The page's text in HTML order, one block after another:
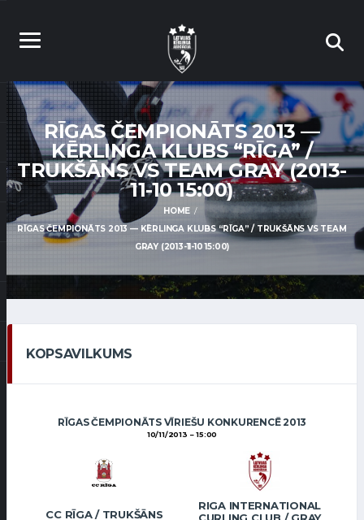
RĪGAS ČEMPIONĀTS 2013 —
KĒRLINGA KLUBS “RĪGA” /
TRUKŠĀNS VS TEAM GRAY (2013-
11-10 15:00)
HOME
RĪGAS ČEMPIONĀTS 2013 — KĒRLINGA KLUBS “RĪGA” / TRUKŠĀNS VS TEAM
GRAY (2013-11-10 15:00)
KOPSAVILKUMS
RĪGAS ČEMPIONĀTS VĪRIEŠU KONKURENCĒ 2013
10/11/2013 15:00
CC RĪGA / TRUKŠĀNS
RIGA INTERNATIONAL